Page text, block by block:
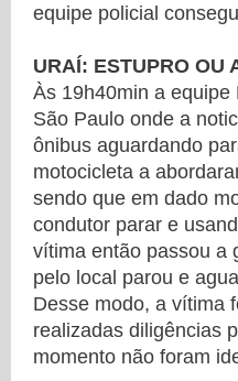
equipe policial
URAÍ: ESTUPRO OU
Às 19h40min a
São Paulo onde a
ônibus aguardando
motocicleta a
sendo que em dado
condutor parar e
vítima então passou a
pelo local parou e
Desse modo, a vítima
realizadas diligências
momento não foram